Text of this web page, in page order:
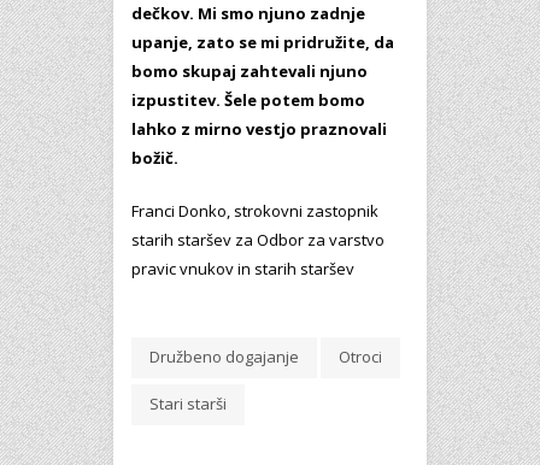
dečkov. Mi smo njuno zadnje
upanje, zato se mi pridružite, da
bomo skupaj zahtevali njuno
izpustitev. Šele potem bomo
lahko z mirno vestjo praznovali
božič.
Franci Donko, strokovni zastopnik
starih staršev za Odbor za varstvo
pravic vnukov in starih staršev
Družbeno dogajanje Otroci
Stari starši